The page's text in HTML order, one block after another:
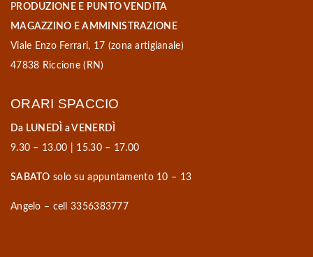
PRODUZIONE E PUNTO VENDITA
MAGAZZINO E AMMINISTRAZIONE
Viale Enzo Ferrari, 17 (zona artigianale)
47838 Riccione (RN)
ORARI SPACCIO
Da LUNEDÌ a VENERDÌ
9.30 – 13.00 | 15.30 – 17.00
SABATO solo su appuntamento 10 – 13
Angelo – cell 3356383777